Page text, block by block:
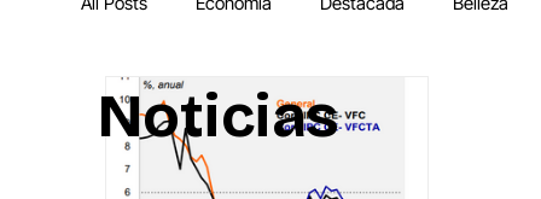
IA MEGA Experiencia Endeavor
Noticias